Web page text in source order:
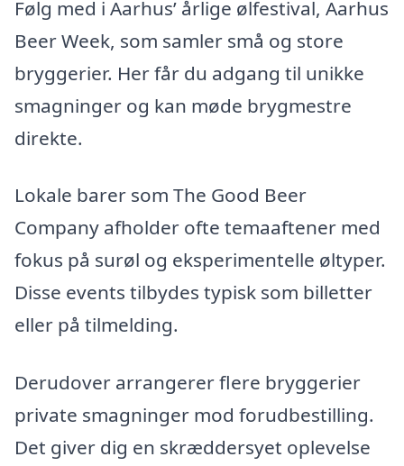
Følg med i Aarhus’ årlige ølfestival, Aarhus
Beer Week, som samler små og store
bryggerier. Her får du adgang til unikke
smagninger og kan møde brygmestre
direkte.
Lokale barer som The Good Beer
Company afholder ofte temaaftener med
fokus på surøl og eksperimentelle øltyper.
Disse events tilbydes typisk som billetter
eller på tilmelding.
Derudover arrangerer flere bryggerier
private smagninger mod forudbestilling.
Det giver dig en skræddersyet oplevelse